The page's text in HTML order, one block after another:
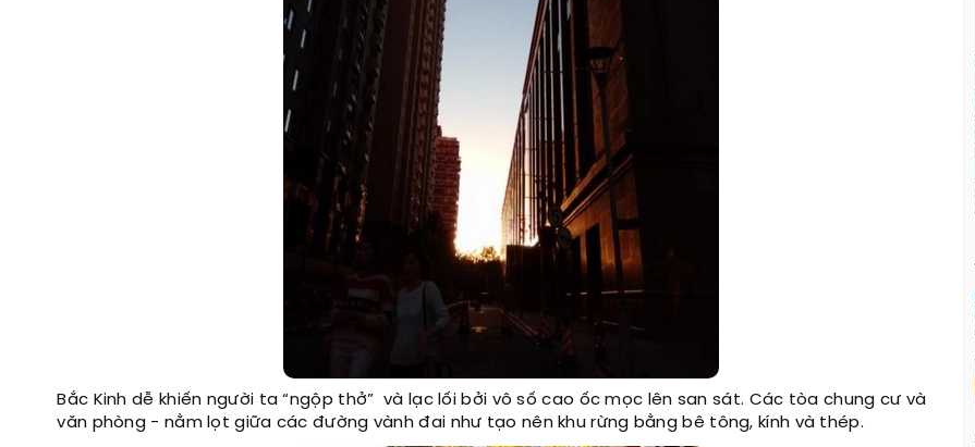
Bắc Kinh dễ khiến người ta “ngộp thở” và lạc lối bởi vô số cao ốc mọc lên san sát. Các tòa chung cư và
văn phòng - nằm lọt giữa các đường vành đai như tạo nên khu rừng bằng bê tông, kính và thép.